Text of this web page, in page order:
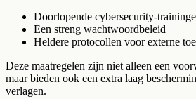
Doorlopende cybersecurity-
Een streng wachtwoordbeleid
Heldere protocollen voor externe
Deze maatregelen zijn niet alleen een
maar bieden ook een extra laag
verlagen.